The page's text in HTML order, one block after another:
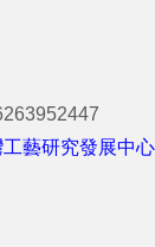
工藝研究發展中心